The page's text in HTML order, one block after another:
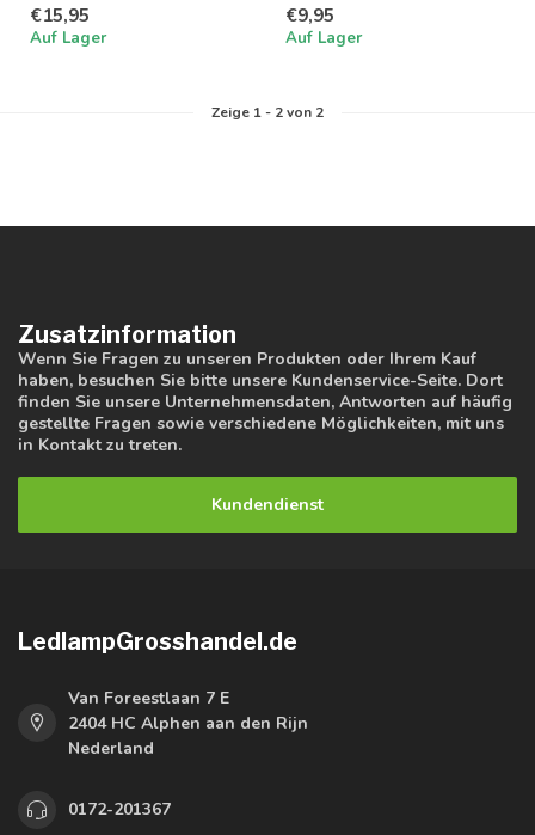
für 50 mm GU...
€15,95
Auf Lager
€9,95
Auf Lager
Zeige 1- 2von 2
Zusatzinformation
Wenn Sie Fragen zu unseren Produkten oder Ihrem Kauf
haben, besuchen Sie bitte unsere Kundenservice-Seite. Dort
finden Sie unsere Unternehmensdaten, Antworten auf häufig
gestellte Fragen sowie verschiedene Möglichkeiten, mit uns
in Kontakt zu treten.
Kundendienst
LedlampGrosshandel.de
Van Foreestlaan 7 E
2404 HC Alphen aan den Rijn
Nederland
0172-201367